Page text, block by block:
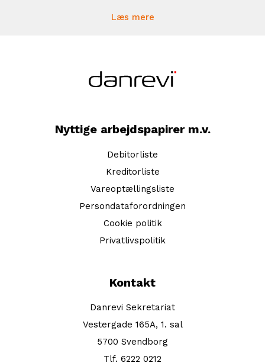
Læs mere
Nyttige arbejdspapirer m.v.
Debitorliste
Kreditorliste
Vareoptællingsliste
Persondataforordningen
Cookie politik
Privatlivspolitik
Kontakt
Danrevi Sekretariat
Vestergade 165A, 1. sal
5700 Svendborg
Tlf. 6222 0212